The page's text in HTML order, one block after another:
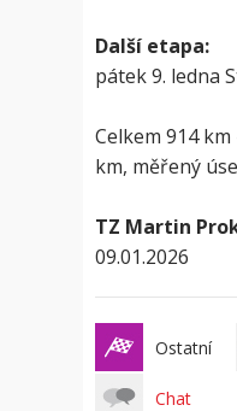
Další etapa:
pátek 9. ledna
Celkem 914
km, měřený
TZ Martin
09.01.2026
Ostatní
Chat